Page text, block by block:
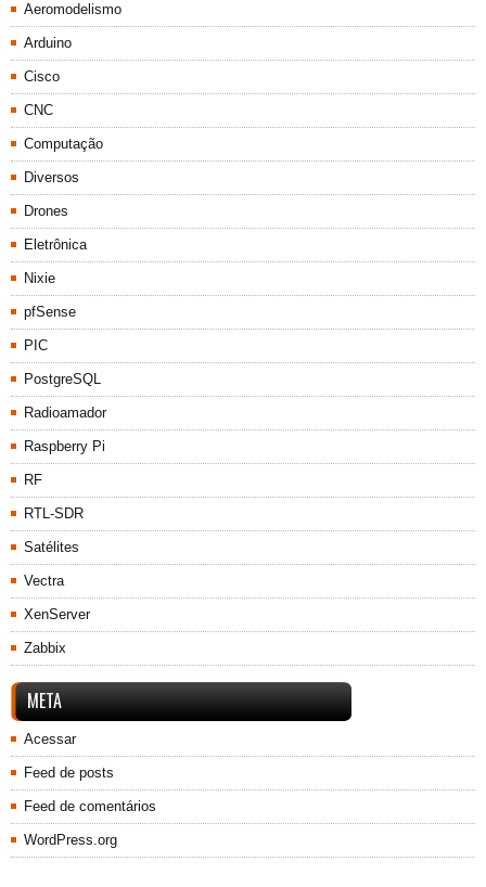
Aeromodelismo
Arduino
Cisco
CNC
Computação
Diversos
Drones
Eletrônica
Nixie
pfSense
PIC
PostgreSQL
Radioamador
Raspberry Pi
RF
RTL-SDR
Satélites
Vectra
XenServer
Zabbix
META
Acessar
Feed de posts
Feed de comentários
WordPress.org